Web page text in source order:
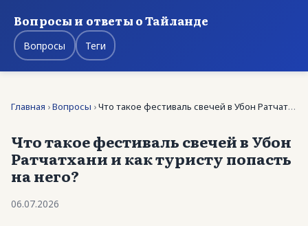
Вопросы и ответы о Тайланде
Вопросы Теги
Главная ›Вопросы ›Что такое фестиваль свечей в Убон Ратчатхани и как …
Что такое фестиваль свечей в Убон
Ратчатхани и как туристу попасть
на него?
06.07.2026